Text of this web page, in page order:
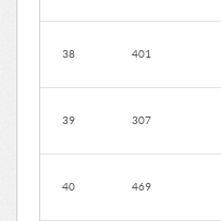
38 401
39 307
40 469